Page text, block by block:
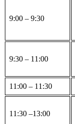
9:00 – 9:30
9:30 – 11:00
11:00 – 11:30
11:30 –13:00